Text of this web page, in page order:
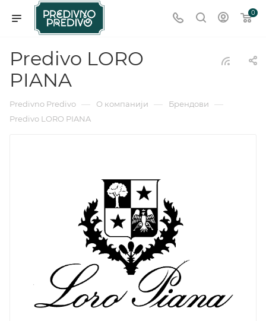
0
Predivo LORO
PIANA
Predivno Predivo — О компанији — Брендови —
Predivo LORO PIANA